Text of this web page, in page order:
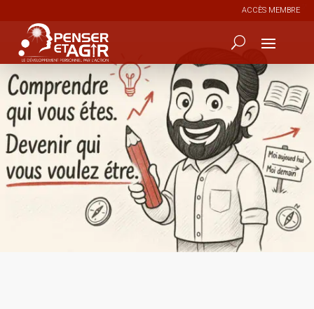
ACCÈS MEMBRE